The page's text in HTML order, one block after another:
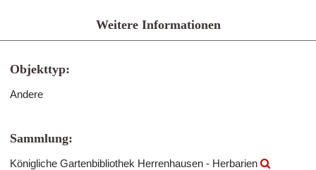
Weitere Informationen
Objekttyp:
Andere
Sammlung:
Königliche Gartenbibliothek Herrenhausen - Herbarien